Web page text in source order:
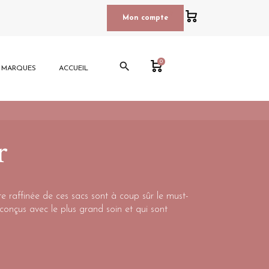
Mon compte
ACCUEIL search 0
raffinée de ces sacs sont à coup sûr le must-
avec le plus grand soin et qui sont